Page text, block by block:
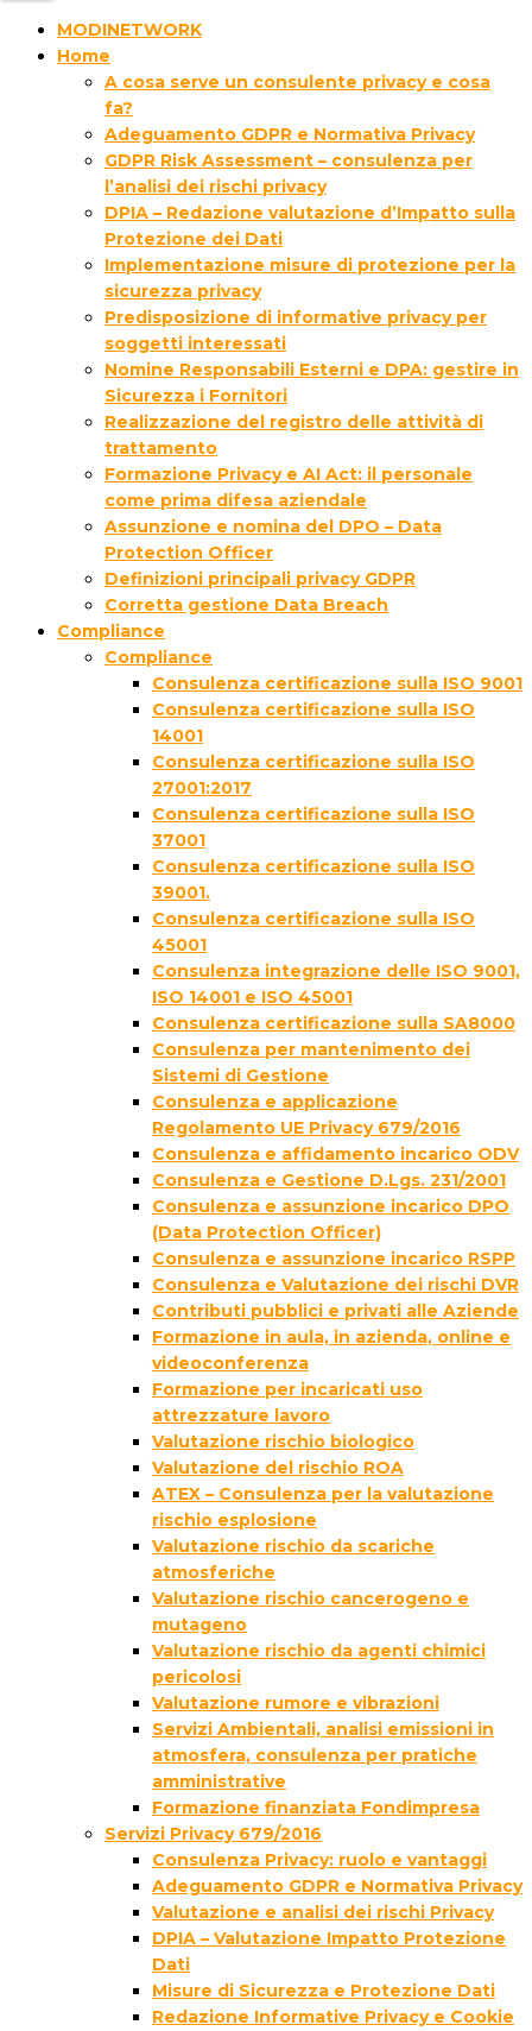
MODINETWORK
Home
A cosa serve un consulente privacy e cosa
fa?
Adeguamento GDPR e Normativa Privacy
GDPR Risk Assessment – consulenza per
l’analisi dei rischi privacy
DPIA – Redazione valutazione d’Impatto sulla
Protezione dei Dati
Implementazione misure di protezione per la
sicurezza privacy
Predisposizione di informative privacy per
soggetti interessati
Nomine Responsabili Esterni e DPA: gestire in
Sicurezza i Fornitori
Realizzazione del registro delle attività di
trattamento
Formazione Privacy e AI Act: il personale
come prima difesa aziendale
Assunzione e nomina del DPO – Data
Protection Officer
Definizioni principali privacy GDPR
Corretta gestione Data Breach
Compliance
Compliance
Consulenza certificazione sulla ISO 9001
Consulenza certificazione sulla ISO
14001
Consulenza certificazione sulla ISO
27001:2017
Consulenza certificazione sulla ISO
37001
Consulenza certificazione sulla ISO
39001.
Consulenza certificazione sulla ISO
45001
Consulenza integrazione delle ISO 9001,
ISO 14001 e ISO 45001
Consulenza certificazione sulla SA8000
Consulenza per mantenimento dei
Sistemi di Gestione
Consulenza e applicazione
Regolamento UE Privacy 679/2016
Consulenza e affidamento incarico ODV
Consulenza e Gestione D.Lgs. 231/2001
Consulenza e assunzione incarico DPO
(Data Protection Officer)
Consulenza e assunzione incarico RSPP
Consulenza e Valutazione dei rischi DVR
Contributi pubblici e privati alle Aziende
Formazione in aula, in azienda, online e
videoconferenza
Formazione per incaricati uso
attrezzature lavoro
Valutazione rischio biologico
Valutazione del rischio ROA
ATEX – Consulenza per la valutazione
rischio esplosione
Valutazione rischio da scariche
atmosferiche
Valutazione rischio cancerogeno e
mutageno
Valutazione rischio da agenti chimici
pericolosi
Valutazione rumore e vibrazioni
Servizi Ambientali, analisi emissioni in
atmosfera, consulenza per pratiche
amministrative
Formazione finanziata Fondimpresa
Servizi Privacy 679/2016
Consulenza Privacy: ruolo e vantaggi
Adeguamento GDPR e Normativa Privacy
Valutazione e analisi dei rischi Privacy
DPIA – Valutazione Impatto Protezione
Dati
Misure di Sicurezza e Protezione Dati
Redazione Informative Privacy e Cookie